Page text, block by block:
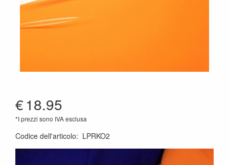
€18.95
*I prezzi sono IVA esclusa
Codice dell'articolo: LPRKO2